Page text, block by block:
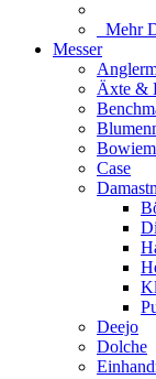
Mehr
Messer
Äxte &
Case
Deejo
Dolche